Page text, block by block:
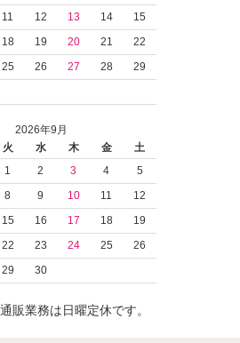
11 12 13 14
15
18 19 20 21
22
25 26 27 28
29
2026年9月
火 水 木 金
土
1
2 3 4
5
8 9 10 11
12
15 16 17 18
19
22 23 24 25
26
29 30
販業務は日曜定休です。